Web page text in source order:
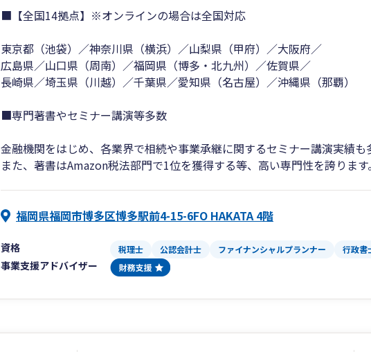
■【全国14拠点】※オンラインの場合は全国対応
東京都（池袋）／神奈川県（横浜）／山梨県（甲府）／大阪府／
広島県／山口県（周南）／福岡県（博多・北九州）／佐賀県／
長崎県／埼玉県（川越）／千葉県／愛知県（名古屋）／沖縄県（那覇）
■専門著書やセミナー講演等多数
金融機関をはじめ、各業界で相続や事業承継に関するセミナー講演実績も
また、著書はAmazon税法部門で1位を獲得する等、高い専門性を誇ります
福岡県福岡市博多区博多駅前4-15-6FO HAKATA 4階
資格 税理士 公認会計士 ファイナンシャルプランナー 行政書
事業支援アドバイザー